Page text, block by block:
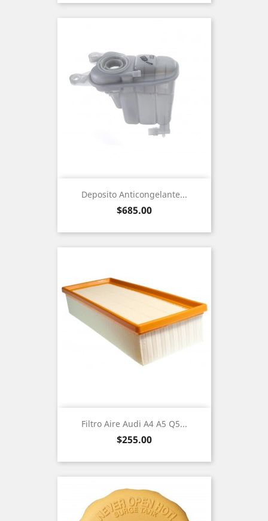
Deposito Anticongelante...
Precio
$685.00
Filtro Aire Audi A4 A5 Q5...
Precio
$255.00